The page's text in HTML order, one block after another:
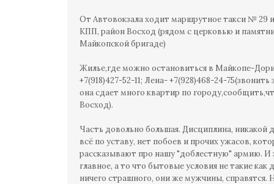
От Автовокзала ходит маршрутное такси № 29
КПП, район Восход (рядом с церковью и
Майкопской бригаде)
Жилье,где можно остановиться в Майкопе-
+7(918)427-52-11; Лена- +7(928)468-24-75(звонить
она сдает много квартир по
Восход).
Часть довольно большая. Дисциплина,
всё по уставу, нет побоев и прочих ужасов,
рассказывают про нашу "доблестную" армию. И
главное, а то что бытовые условия не такие как
ничего страшного, они же мужчины, справятся.